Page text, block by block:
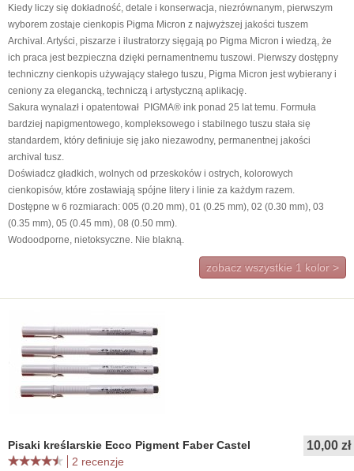
Kiedy liczy się dokładność, detale i konserwacja, niezrównanym, pierwszym
wyborem zostaje cienkopis Pigma Micron z najwyższej jakości tuszem
Archival. Artyści, piszarze i ilustratorzy sięgają po Pigma Micron i wiedzą, że
ich praca jest bezpieczna dzięki pernamentnemu tuszowi. Pierwszy dostępny
techniczny cienkopis używający stałego tuszu, Pigma Micron jest wybierany i
ceniony za elegancką, techniczą i artystyczną aplikację.
Sakura wynalazł i opatentował PIGMA® ink ponad 25 lat temu. Formuła
bardziej napigmentowego, kompleksowego i stabilnego tuszu stała się
standardem, który definiuje się jako niezawodny, permanentnej jakości
archival tusz.
Doświadcz gładkich, wolnych od przeskoków i ostrych, kolorowych
cienkopisów, które zostawiają spójne litery i linie za każdym razem.
Dostępne w 6 rozmiarach: 005 (0.20 mm), 01 (0.25 mm), 02 (0.30 mm), 03
(0.35 mm), 05 (0.45 mm), 08 (0.50 mm).
Wodoodporne, nietoksyczne. Nie blakną.
zobacz wszystkie 1 kolor >
Pisaki kreślarskie Ecco Pigment Faber Castel 10,00 zł
2 recenzje